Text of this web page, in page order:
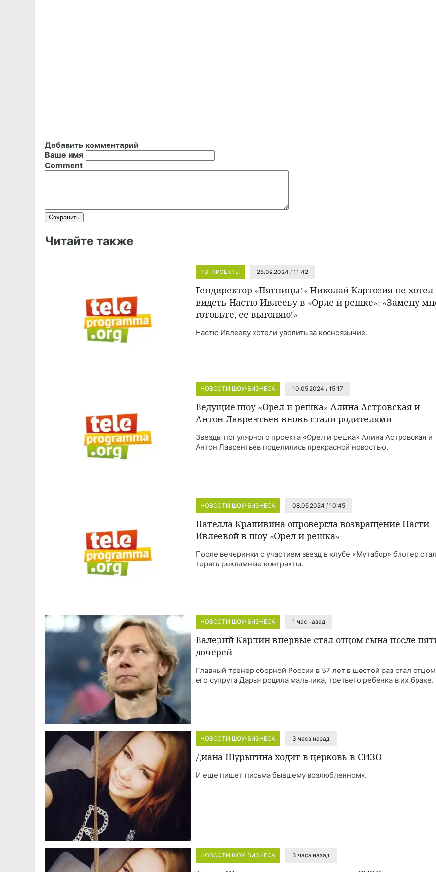
Добавить комментарий
Ваше имя
Comment
Читайте также
ТВ-ПРОЕКТЫ 25.09.2024 / 11:42
Гендиректор «Пятницы!» Николай Картозия не хотел
видеть Настю Ивлееву в «Орле и решке»: «Замену
готовьте, ее выгоняю!»
Настю Ивлееву хотели уволить за косноязычие.
НОВОСТИ ШОУ-БИЗНЕСА 10.05.2024 / 15:17
Ведущие шоу «Орел и решка» Алина Астровская и
Антон Лаврентьев вновь стали родителями
Звезды популярного проекта «Орел и решка» Алина Астровская и
Антон Лаврентьев поделились прекрасной новостью.
НОВОСТИ ШОУ-БИЗНЕСА 08.05.2024 / 10:45
Нателла Крапивина опровергла возвращение Насти
Ивлеевой в шоу «Орел и решка»
После вечеринки с участием звезд в клубе «Мутабор» блогер
терять рекламные контракты.
НОВОСТИ ШОУ-БИЗНЕСА 1 час назад
Валерий Карпин впервые стал отцом сына после
дочерей
Главный тренер сборной России в 57 лет в шестой раз стал
его супруга Дарья родила мальчика, третьего ребенка в их браке.
НОВОСТИ ШОУ-БИЗНЕСА 3 часа назад
Диана Шурыгина ходит в церковь в СИЗО
И еще пишет письма бывшему возлюбленному.
НОВОСТИ ШОУ-БИЗНЕСА 3 часа назад